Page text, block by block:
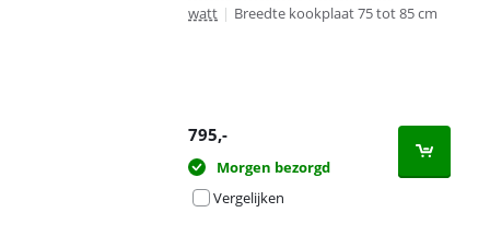
watt | Breedte kookplaat 75 tot 85 cm
795,-
Morgen bezorgd
Vergelijken